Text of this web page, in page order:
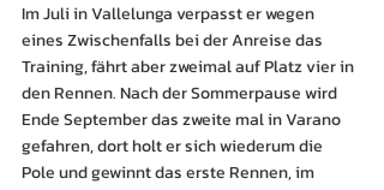
Im Juli in Vallelunga verpasst er wegen
eines Zwischenfalls bei der Anreise das
Training, fährt aber zweimal auf Platz vier in
den Rennen. Nach der Sommerpause wird
Ende September das zweite mal in Varano
gefahren, dort holt er sich wiederum die
Pole und gewinnt das erste Rennen, im